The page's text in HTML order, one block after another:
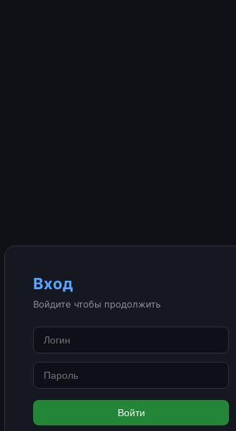
Вход
Войдите чтобы продолжить
Войти